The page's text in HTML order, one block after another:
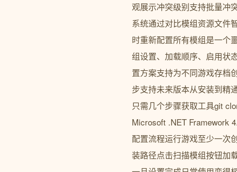
观展示冲突级别支持批量冲
系统通过对比模组资源文件
时重新配置所有模组是一个
组设置、加载顺序、启用状
置方案支持为不同游戏存档
步支持未来版本从安装到精
只需几个步骤获取工具git
Microsoft .NET Framework
配置流程运行游戏至少一次
装路径点击扫描模组按钮加